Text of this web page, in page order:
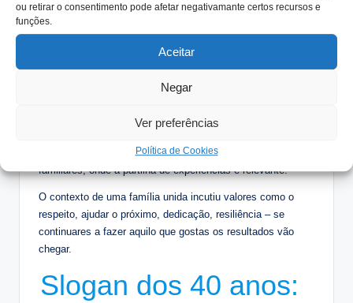
ou retirar o consentimento pode afetar negativamante certos recursos e
funções.
Aceitar
Negar
Ver preferências
Política de Cookies
Assume-se como umlíder de proximidade, que
dos seus fornecedores e onde têm escritórios.
avaliado pela equipa.
Next in Lineda Associação das empresas
familiares, onde a partilha de experiências é relevante.
O contexto de uma família unida incutiu valores como o
respeito, ajudar o próximo, dedicação, resiliência – se
continuares a fazer aquilo que gostas os resultados vão
chegar.
Slogan dos 40 anos: